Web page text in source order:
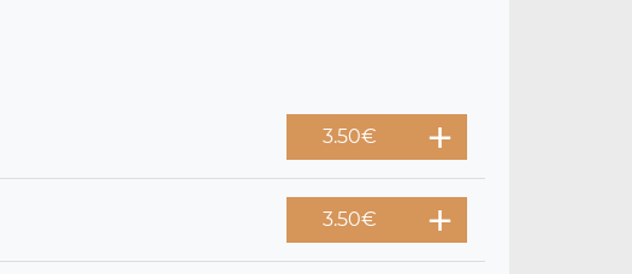
3.50€
3.50€